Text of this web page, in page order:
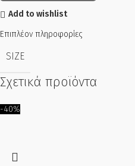
Add to wishlist
Επιπλέον πληροφορίες
SIZE
Σχετικά προϊόντα
-40%